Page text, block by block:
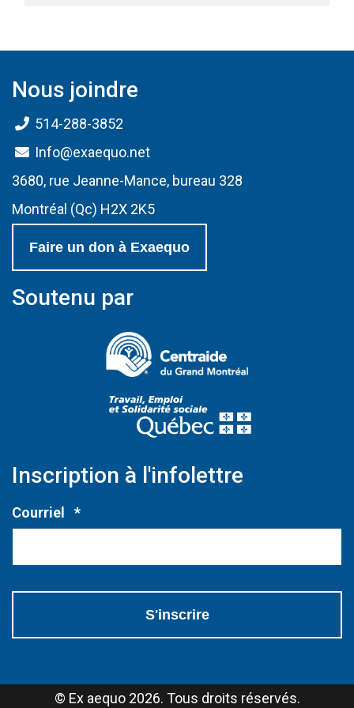
Nous joindre
514-288-3852
Info@exaequo.net
3680, rue Jeanne-Mance, bureau 328
Montréal (Qc) H2X 2K5
Faire un don à Exaequo
Soutenu par
Inscription à l'infolettre
Courriel *Obligatoire
© Ex aequo 2026. Tous droits réservés.